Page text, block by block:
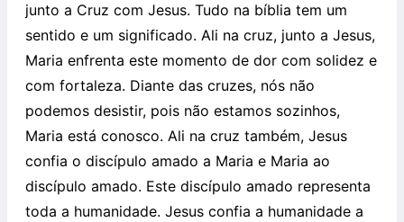
junto a Cruz com Jesus. Tudo na bíblia tem um
sentido e um significado. Ali na cruz, junto a Jesus,
Maria enfrenta este momento de dor com solidez e
com fortaleza. Diante das cruzes, nós não
podemos desistir, pois não estamos sozinhos,
Maria está conosco. Ali na cruz também, Jesus
confia o discípulo amado a Maria e Maria ao
discípulo amado. Este discípulo amado representa
toda a humanidade. Jesus confia a humanidade a